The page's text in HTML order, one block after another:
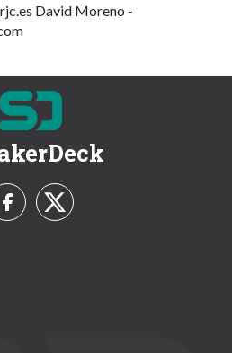
David Moreno -